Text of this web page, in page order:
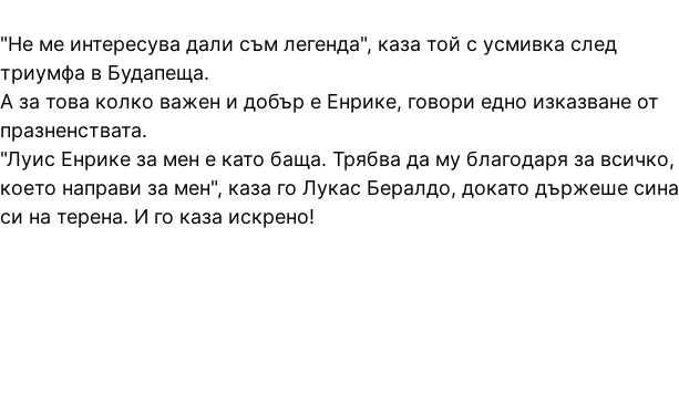
"Не ме интересува дали съм легенда", каза той с усмивка след
триумфа в Будапеща.
А за това колко важен и добър е Енрике, говори едно изказване от
празненствата.
"Луис Енрике за мен е като баща. Трябва да му благодаря за всичко,
което направи за мен", каза го Лукас Бералдо, докато държеше сина
си на терена. И го каза искрено!